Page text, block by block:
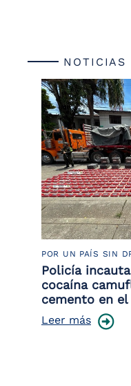
NOTICIAS
POR UN PAÍS SIN
Policía
cocaína
cemento en el
Leer más